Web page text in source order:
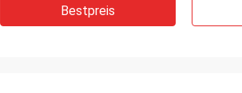
Bestpreis